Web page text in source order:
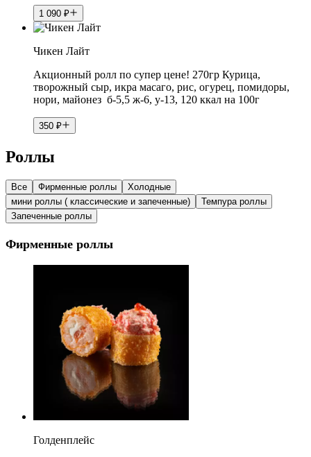
1 090 ₽
Чикен Лайт
Акционный ролл по супер цене! 270гр Курица,
творожный сыр, икра масаго, рис, огурец, помидоры,
нори, майонез б-5,5 ж-6, у-13, 120 ккал на 100г
350 ₽
Роллы
Все Фирменные роллы
Холодные
мини роллы ( классические и запеченные)
Темпура роллы
Запеченные роллы
Фирменные роллы
Голденплейс